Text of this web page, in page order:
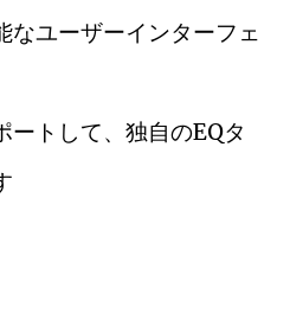
なユーザーインターフェ
ートして、独自のEQタ